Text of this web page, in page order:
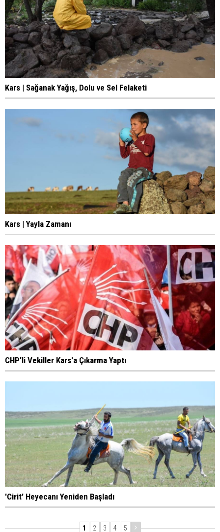
Kars | Sağanak Yağış, Dolu ve Sel Felaketi
Kars | Yayla Zamanı
CHP'li Vekiller Kars'a Çıkarma Yaptı
'Cirit' Heyecanı Yeniden Başladı
1 2 3 4 5